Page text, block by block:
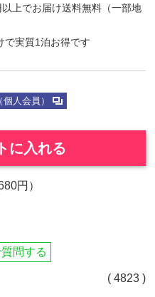
上でお届け送料無料（一部地
で実質1泊お得です
人会員）
に入れる
円）
問する
( 4823 )